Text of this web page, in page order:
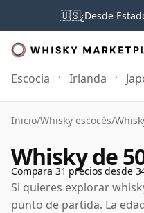
🇺🇸¿Desde
Escocia Irlanda
Inicio/Whisky escocés/
Whisky de
Compara 31 precios desde
Si quieres explorar
punto de partida. La